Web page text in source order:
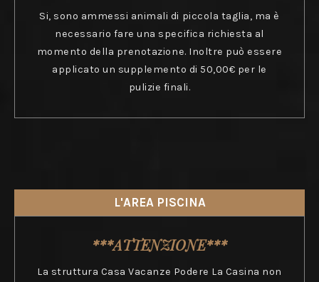
Si, sono ammessi animali di piccola taglia, ma è
necessario fare una specifica richiesta al
momento della prenotazione. Inoltre può essere
applicato un supplemento di 50,00€ per le
pulizie finali.
L'AREA PISCINA
***ATTENZIONE***
La struttura Casa Vacanze Podere La Casina non